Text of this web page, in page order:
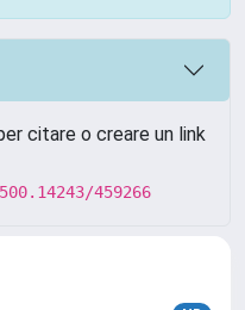
citare o creare un link
459266